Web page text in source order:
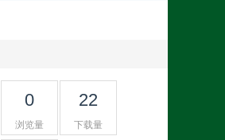
0
浏览量
22
下载量